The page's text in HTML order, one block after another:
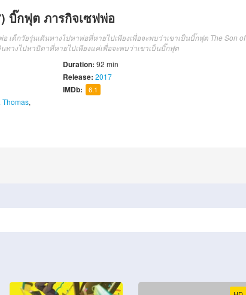
บิ๊กฟุต ภารกิจเซฟพ่อ
เด็กวัยรุ่นเดินทางไปหาพ่อที่หายไปเพียงเพื่อจะพบว่าเขาเป็นบิ๊กฟุต The Son of
ทางไปหาบิดาที่หายไปเพียงแค่เพื่อจะพบว่าเขาเป็นบิ๊กฟุต
Thomas,
Duration: 92 min
Release:2017
IMDb: 6.1